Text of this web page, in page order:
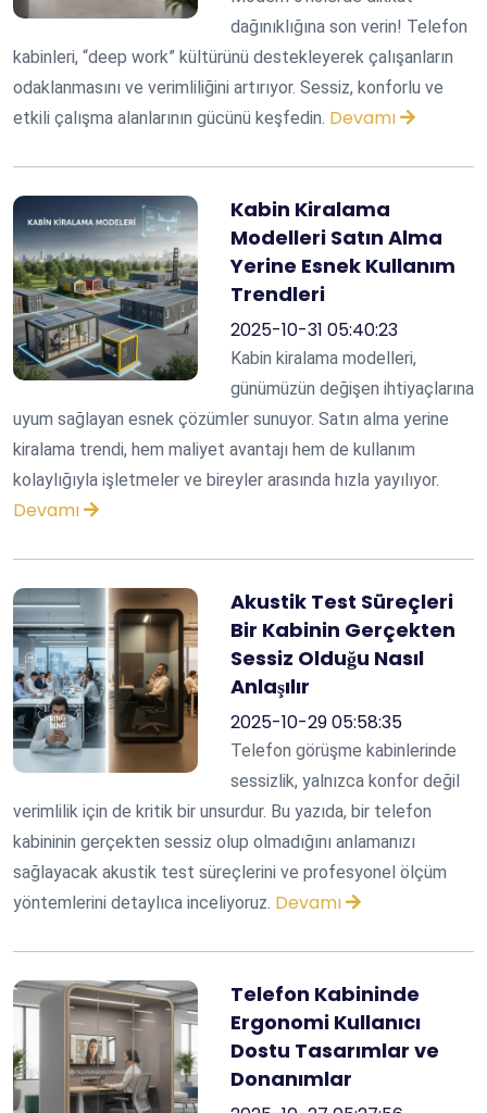
dağınıklığına son verin! Telefon
kabinleri, “deep work” kültürünü destekleyerek çalışanların
odaklanmasını ve verimliliğini artırıyor. Sessiz, konforlu ve
etkili çalışma alanlarının gücünü keşfedin. Devamı
Kabin Kiralama
Modelleri Satın Alma
Yerine Esnek Kullanım
Trendleri
2025-10-31 05:40:23
Kabin kiralama modelleri,
günümüzün değişen ihtiyaçlarına
uyum sağlayan esnek çözümler sunuyor. Satın alma yerine
kiralama trendi, hem maliyet avantajı hem de kullanım
kolaylığıyla işletmeler ve bireyler arasında hızla yayılıyor.
Devamı
Akustik Test Süreçleri
Bir Kabinin Gerçekten
Sessiz Olduğu Nasıl
Anlaşılır
2025-10-29 05:58:35
Telefon görüşme kabinlerinde
sessizlik, yalnızca konfor değil
verimlilik için de kritik bir unsurdur. Bu yazıda, bir telefon
kabininin gerçekten sessiz olup olmadığını anlamanızı
sağlayacak akustik test süreçlerini ve profesyonel ölçüm
yöntemlerini detaylıca inceliyoruz. Devamı
Telefon Kabininde
Ergonomi Kullanıcı
Dostu Tasarımlar ve
Donanımlar